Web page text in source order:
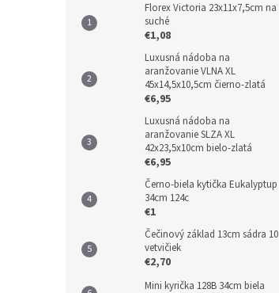
Florex Victoria 23x11x7,5cm na
suché
€1,08
Luxusná nádoba na
aranžovanie VLNA XL
45x14,5x10,5cm čierno-zlatá
€6,95
Luxusná nádoba na
aranžovanie SLZA XL
42x23,5x10cm bielo-zlatá
€6,95
Černo-biela kytička Eukalyptup
34cm 124c
€1
Čečinový základ 13cm sádra 10
vetvičiek
€2,70
Mini kyrička 128B 34cm biela